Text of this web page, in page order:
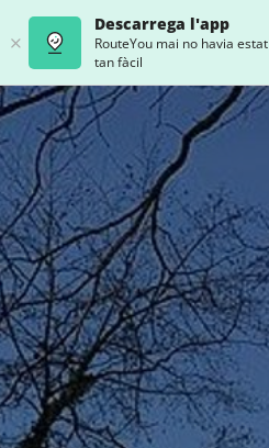
Descarrega l'app
RouteYou mai no havia estat
tan fàcil